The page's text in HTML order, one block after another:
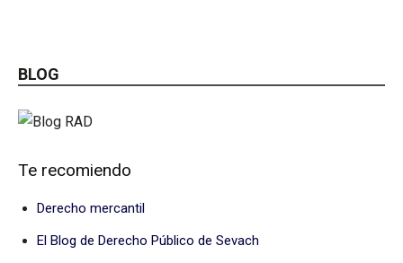
BLOG
Te recomiendo
Derecho mercantil
El Blog de Derecho Público de Sevach